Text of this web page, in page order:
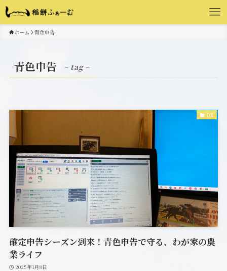
ホーム 青色申告
青色申告 – tag –
DX
確定申告シーズン到来！青色申告で守る、わが家の農
業ライフ
2025年1月8日